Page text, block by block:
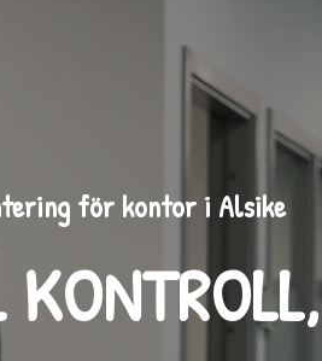
för kontor i Alsike